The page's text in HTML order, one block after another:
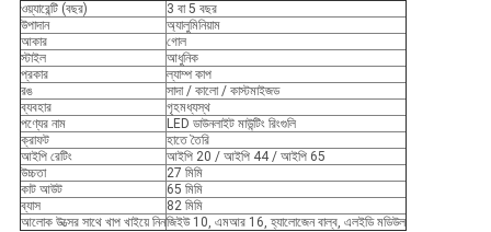
ওয়্যারেন্টি (বছর)
3 বা 5 বছর
উপাদান
অ্যালুমিনিয়াম
আকার
গোল
স্টাইল
আধুনিক
প্রকার
ল্যাম্প কাপ
রঙ
সাদা / কালো / কাস্টমাইজড
ব্যবহার
গৃহমধ্যস্থ
পণ্যের নাম
LED ডাউনলাইট মাউন্টিং রিংগুলি
ক্রাফট
হাতে তৈরি
আইপি রেটিং
আইপি 20 / আইপি 44 / আইপি 65
উচ্চতা
27 মিমি
কাট আউট
65 মিমি
ব্যাস
82 মিমি
আলোক উত্সের সাথে খাপ খাইয়ে নিনজিইউ 10, এমআর 16, হ্যালোজেন বাল্ব, এলইডি মডিউল